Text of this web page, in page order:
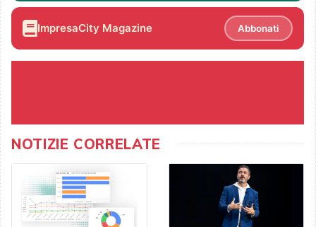
ImpresaCity Magazine Abbonati
NOTIZIE CORRELATE